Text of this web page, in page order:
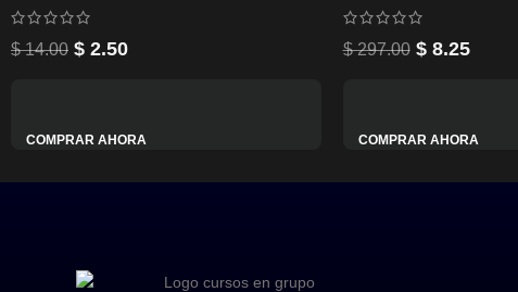
$14.00 $ 2.50
COMPRAR AHORA
$297.00 $8.25
COMPRAR AHORA